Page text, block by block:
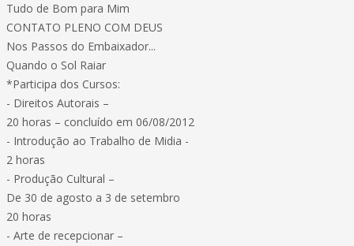
Tudo de Bom para Mim
CONTATO PLENO COM DEUS
Nos Passos do Embaixador...
Quando o Sol Raiar
*Participa dos Cursos:
- Direitos Autorais –
20 horas – concluído em 06/08/2012
- Introdução ao Trabalho de Midia -
2 horas
- Produção Cultural –
De 30 de agosto a 3 de setembro
20 horas
- Arte de recepcionar –